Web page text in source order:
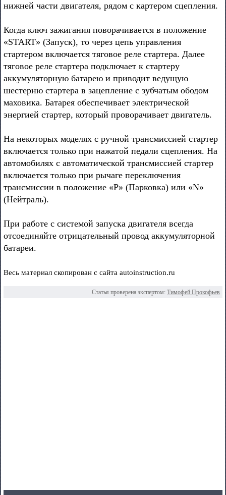
нижней части двигателя, рядом с картером сцепления.
Когда ключ зажигания поворачивается в положение
«START» (Запуск), то через цепь управления
стартером включается тяговое реле стартера. Далее
тяговое реле стартера подключает к стартеру
аккумуляторную батарею и приводит ведущую
шестерню стартера в зацепление с зубчатым ободом
маховика. Батарея обеспечивает электрической
энергией стартер, который проворачивает двигатель.
На некоторых моделях с ручной трансмиссией стартер
включается только при нажатой педали сцепления. На
автомобилях с автоматической трансмиссией стартер
включается только при рычаге переключения
трансмиссии в положение «P» (Парковка) или «N»
(Нейтраль).
При работе с системой запуска двигателя всегда
отсоединяйте отрицательный провод аккумуляторной
батареи.
Весь материал скопирован с сайта autoinstruction.ru
Статья проверена экспертом: Тимофей Прокофьев